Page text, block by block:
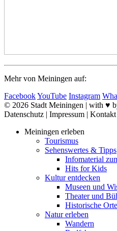
Mehr von Meiningen auf:
FacebookYouTube Instagram
© 2026 Stadt Meiningen | with ♥
Datenschutz | Impressum |
Meiningen erleben
Tourismus
Sehenswertes & Tipps
Infomaterial
Hits for Kids
Kultur entdecken
Museen und
Theater und
Historische
Natur erleben
Wandern